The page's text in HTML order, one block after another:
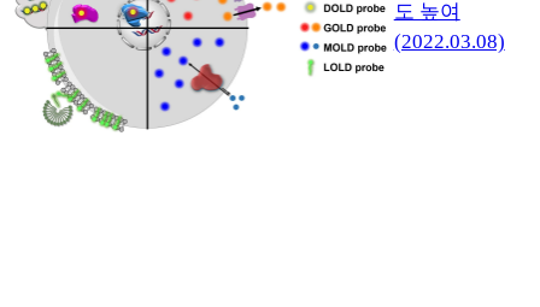
도 높여
(2022.03.08)